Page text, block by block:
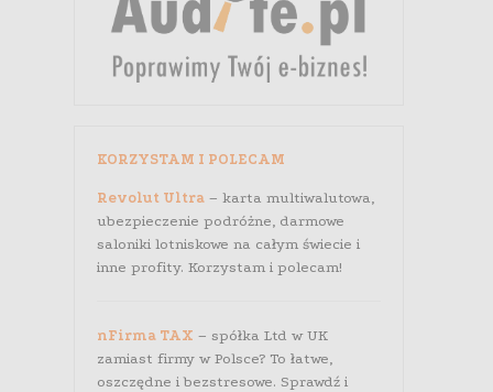
KORZYSTAM I POLECAM
Revolut Ultra– karta multiwalutowa,
ubezpieczenie podróżne, darmowe
saloniki lotniskowe na całym świecie i
inne profity. Korzystam i polecam!
nFirma TAX – spółka Ltd w UK
zamiast firmy w Polsce? To łatwe,
oszczędne i bezstresowe. Sprawdź i